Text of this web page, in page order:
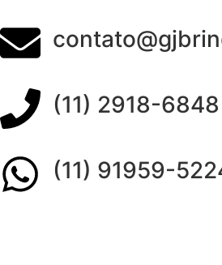
(11) 2918-6848
(11) 91959-